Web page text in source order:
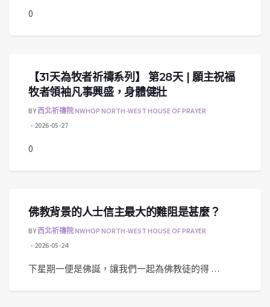
0
【31天為牧者祈禱系列】 第28天 | 願主祝福
牧者領袖凡事興盛，身體健壯
BY西北祈禱院 NWHOP NORTH-WEST HOUSE OF PRAYER
2026-05-27
0
佛教背景的人士信主最大的難阻是甚麼？
BY西北祈禱院 NWHOP NORTH-WEST HOUSE OF PRAYER
2026-05-24
下星期一便是佛誕，讓我們一起為佛教徒的得 …